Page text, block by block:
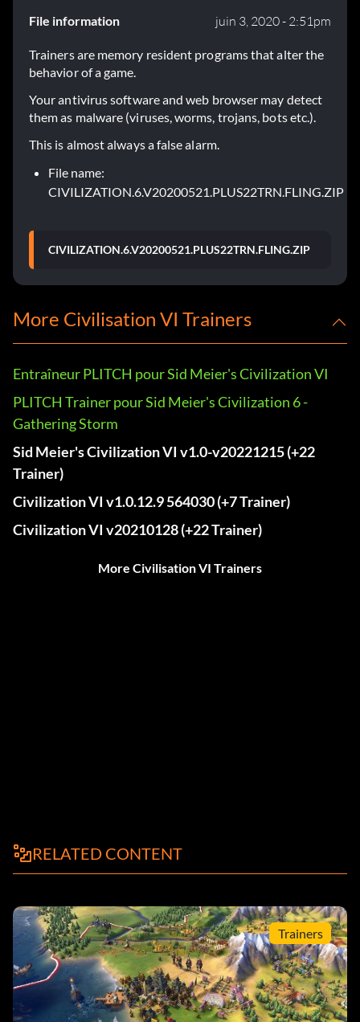
File information juin 3, 2020 - 2:51pm
Trainers are memory resident programs that alter the
behavior of a game.
Your antivirus software and web browser may detect
them as malware (viruses, worms, trojans, bots etc.).
This is almost always a false alarm.
File name:
CIVILIZATION.6.V20200521.PLUS22TRN.FLING.ZIP
CIVILIZATION.6.V20200521.PLUS22TRN.FLING.ZIP
More Civilisation VI Trainers
Entraîneur PLITCH pour Sid Meier's Civilization VI
PLITCH Trainer pour Sid Meier's Civilization 6 -
Gathering Storm
Sid Meier's Civilization VI v1.0-v20221215 (+22
Trainer)
Civilization VI v1.0.12.9 564030 (+7 Trainer)
Civilization VI v20210128 (+22 Trainer)
More Civilisation VI Trainers
RELATED CONTENT
Trainers